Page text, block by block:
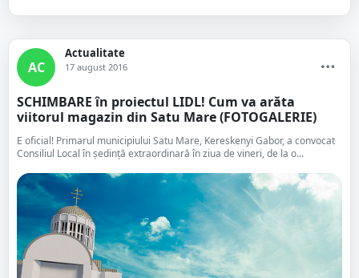
AC
Actualitate
17 august 2016
SCHIMBARE în proiectul LIDL! Cum va arăta
viitorul magazin din Satu Mare (FOTOGALERIE)
E oficial! Primarul municipiului Satu Mare, Kereskenyi Gabor, a convocat
Consiliul Local în ședință extraordinară în ziua de vineri, de la o...